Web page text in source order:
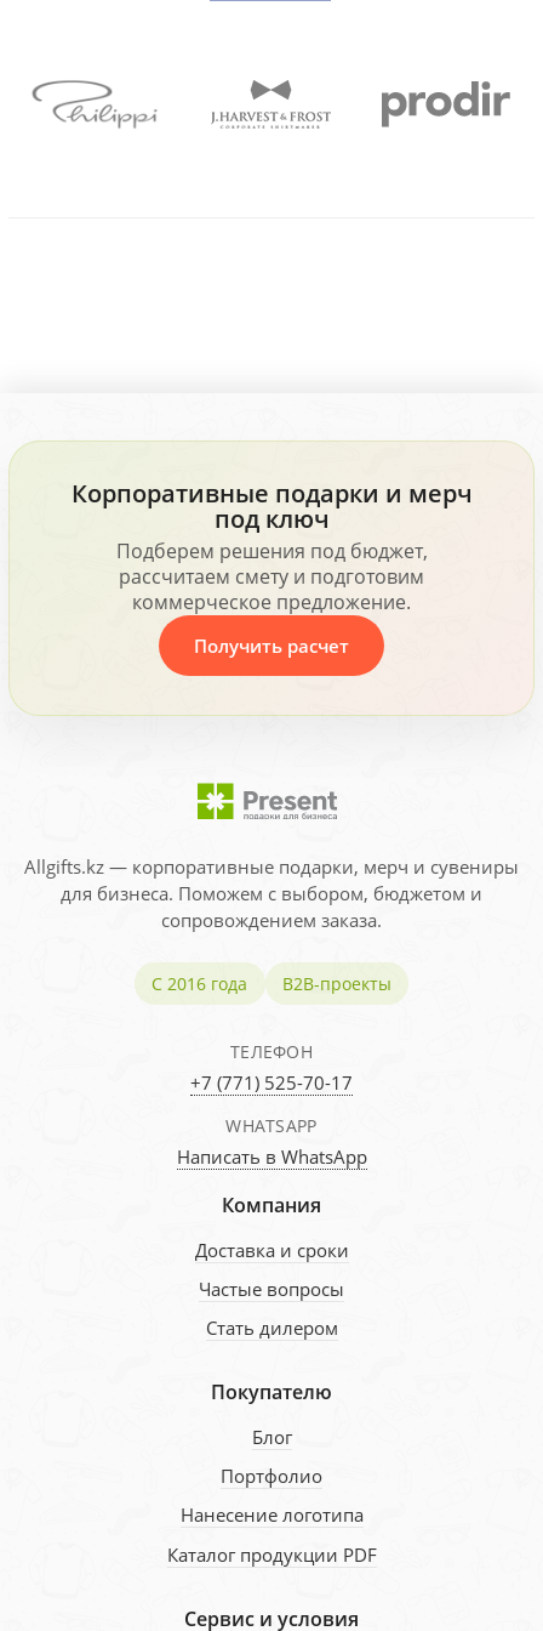
Корпоративные подарки и мерч
под ключ
Подберем решения под бюджет,
рассчитаем смету и подготовим
коммерческое предложение.
Получить расчет
Allgifts.kz — корпоративные подарки, мерч и сувениры
для бизнеса. Поможем с выбором, бюджетом и
сопровождением заказа.
С 2016 года B2B-проекты
ТЕЛЕФОН
+7 (771) 525-70-17
WHATSAPP
Написать в WhatsApp
Компания
Доставка и сроки
Частые вопросы
Стать дилером
Покупателю
Блог
Портфолио
Нанесение логотипа
Каталог продукции PDF
Сервис и условия